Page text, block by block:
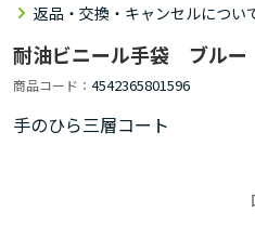
返品・交換・キャンセルについ
耐油ビニール手袋 ブル
商品コード 4542365801596
手のひら三層コート